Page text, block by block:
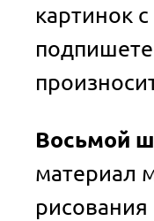
картинок
подпишете
Восьмой
материал